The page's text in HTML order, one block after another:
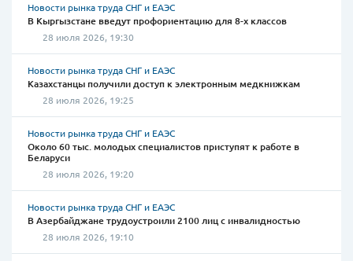
Новости рынка труда СНГ и ЕАЭС
В Кыргызстане введут профориентацию для 8-х классов
28 июля 2026, 19:30
Новости рынка труда СНГ и ЕАЭС
Казахстанцы получили доступ к электронным медкнижкам
28 июля 2026, 19:25
Новости рынка труда СНГ и ЕАЭС
Около 60 тыс. молодых специалистов приступят к работе в
Беларуси
28 июля 2026, 19:20
Новости рынка труда СНГ и ЕАЭС
В Азербайджане трудоустроили 2100 лиц с инвалидностью
28 июля 2026, 19:10